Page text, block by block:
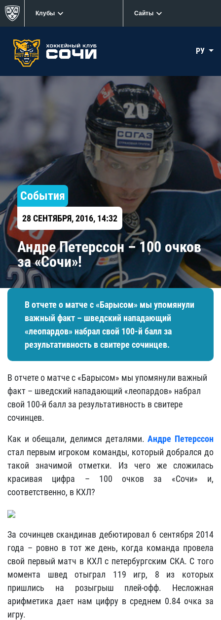
Клубы Сайты
РУ
События
28 СЕНТЯБРЯ, 2016, 14:32
Андре Петерссон – 100 очков
за «Сочи»!
В отчете о матче с «Барысом» мы упомянули
важный факт – шведский нападающий
«леопардов» набрал свой 100-й балл за
результативность в свитере сочинцев.
В отчете о матче с «Барысом» мы упомянули важный
факт – шведский нападающий «леопардов» набрал
свой 100-й балл за результативность в свитере
сочинцев.
Как и обещали, делимся деталями.Андре Петерссон
стал первым игроком команды, который добрался до
такой значимой отметки. Из чего же сложилась
красивая цифра – 100 очков за «Сочи» и,
соответственно, в КХЛ?
За сочинцев скандинав дебютировал 6 сентября 2014
года – ровно в тот же день, когда команда провела
свой первый матч в КХЛ с петербургским СКА. С того
момента швед отыграл 119 игр, 8 из которых
пришлись на розыгрыш плей-офф. Несложная
арифметика дает нам цифру в среднем 0.84 очка за
игру.